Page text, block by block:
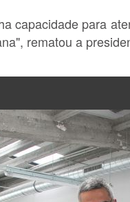
capacidade para
rematou a